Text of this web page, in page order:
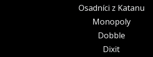
Osadníci z Katanu
Monopoly
Dobble
Dixit